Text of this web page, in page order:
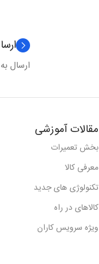
ارسال
مقالات آموزشی
بخش تعمیرات
معرفی کالا
تکنولوژی های جدید
کالاهای در راه
ویژه سرویس کاران